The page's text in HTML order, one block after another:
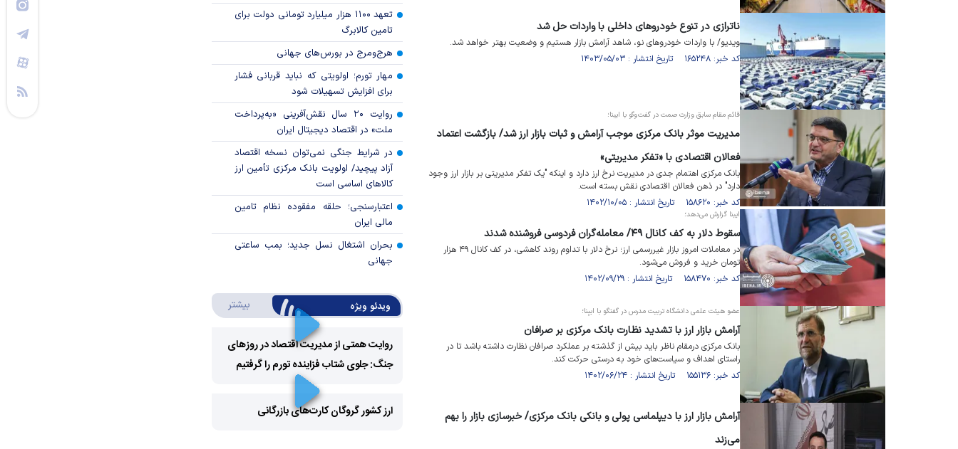
ناترازی در تنوع خودرو‌های داخلی با واردات حل شد
ویدیو/ با واردات خودروهای نو، شاهد آرامش بازار هستیم و وضعیت بهتر خواهد شد.
کد خبر: ۱۶۵۲۴۸ تاریخ انتشار : ۱۴۰۳/۰۵/۰۳
قائم مقام سابق وزارت صمت در گفت‌وگو با ایبنا؛
مدیریت موثر بانک مرکزی موجب آرامش و ثبات بازار ارز شد/ بازگشت اعتماد
فعالان اقتصادی با «تفکر مدیریتی»
بانک مرکزی اهتمام جدی در مدیریت نرخ ارز دارد و اینکه "یک تفکر مدیریتی بر بازار ارز وجود
دارد" در ذهن فعالان اقتصادی نقش بسته است.
کد خبر: ۱۵۸۶۲۰ تاریخ انتشار : ۱۴۰۲/۱۰/۰۵
ایبنا گزارش می‌دهد؛
سقوط دلار به کف کانال ۴۹/ معامله‌گران فردوسی فروشنده شدند
در معاملات امروز بازار غیررسمی ارز؛ نرخ دلار با تداوم روند کاهشی، در کف کانال ۴۹ هزار
تومان خرید و فروش می‌شود.
کد خبر: ۱۵۸۴۷۰ تاریخ انتشار : ۱۴۰۲/۰۹/۲۹
عضو هیئت علمی دانشگاه تربیت مدرس در گفتگو با ایبِنا؛
آرامش بازار ارز با تشدید نظارت بانک مرکزی بر صرافان
بانک مرکزی درمقام ناظر باید بیش از گذشته بر عملکرد صرافان نظارت داشته باشد تا در
راستای اهداف و سیاست‌های خود به درستی حرکت کند.
کد خبر: ۱۵۵۱۳۶ تاریخ انتشار : ۱۴۰۲/۰۶/۲۴
آرامش بازار ارز با دیپلماسی پولی و بانکی بانک مرکزی/ خبرسازی بازار را بهم
می‌زند
تعهد ۱۱۰۰ هزار میلیارد تومانی دولت برای
تامین کالابرگ
هرج‌ومرج در بورس‌های جهانی
مهار تورم؛ اولویتی که نباید قربانی فشار
برای افزایش تسهیلات شود
روایت ۲۰ سال نقش‌آفرینی «به‌پرداخت
ملت» در اقتصاد دیجیتال ایران
در شرایط جنگی نمی‌توان نسخه اقتصاد
آزاد پیچید/ اولویت بانک مرکزی تأمین ارز
کالا‌های اساسی است
اعتبارسنجی؛ حلقه مفقوده نظام تامین
مالی ایران
بحران اشتغال نسل جدید؛ بمب ساعتی
جهانی
ویدئو ویژه بیشتر درباره ویدئو ویژه
Play
Video
روایت همتی از مدیریت اقتصاد در روزهای
جنگ: جلوی شتاب فزاینده تورم را گرفتیم
ارز کشور گروگان کارت‌های بازرگانی